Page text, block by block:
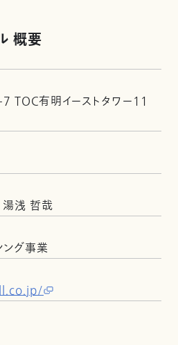
概要
TOC有明イーストタワー11
浅 哲哉
グ事業